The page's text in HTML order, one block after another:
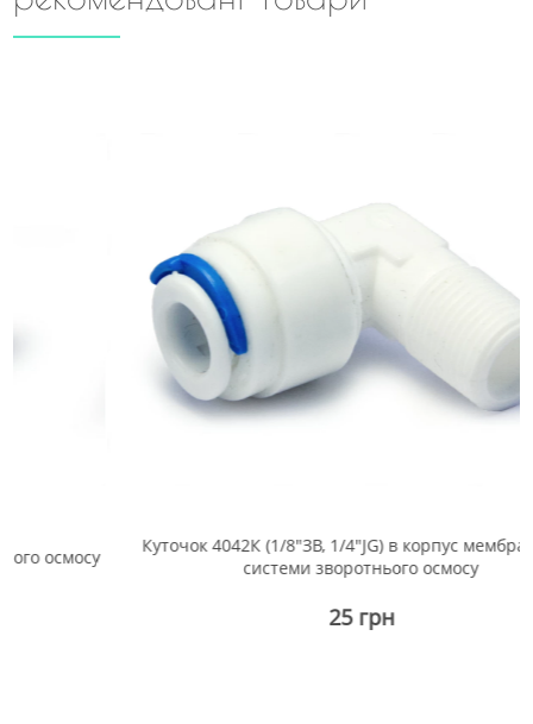
Куточок 4042К (1/8"ЗВ, 1/4"JG) в корпус мембрани для
системи зворотнього осмосу